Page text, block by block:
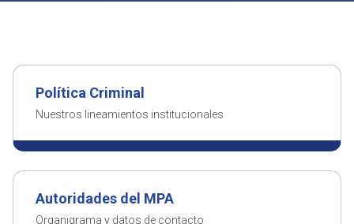
Política Criminal
Nuestros lineamientos institucionales
Autoridades del MPA
Organigrama y datos de contacto